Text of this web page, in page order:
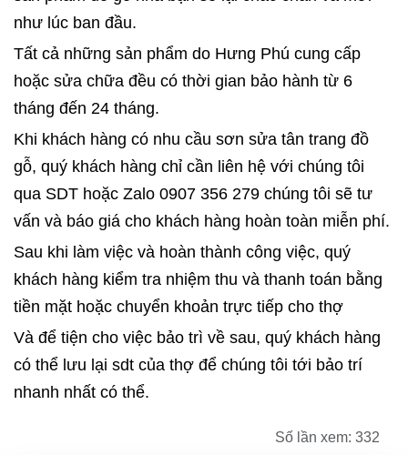
như lúc ban đầu.
Tất cả những sản phẩm do Hưng Phú cung cấp
hoặc sửa chữa đều có thời gian bảo hành từ 6
tháng đến 24 tháng.
Khi khách hàng có nhu cầu sơn sửa tân trang đồ
gỗ, quý khách hàng chỉ cần liên hệ với chúng tôi
qua SDT hoặc Zalo 0907 356 279 chúng tôi sẽ tư
vấn và báo giá cho khách hàng hoàn toàn miễn phí.
Sau khi làm việc và hoàn thành công việc, quý
khách hàng kiểm tra nhiệm thu và thanh toán bằng
tiền mặt hoặc chuyển khoản trực tiếp cho thợ
Và để tiện cho việc bảo trì về sau, quý khách hàng
có thể lưu lại sdt của thợ để chúng tôi tới bảo trí
nhanh nhất có thể.
Số lần xem: 332